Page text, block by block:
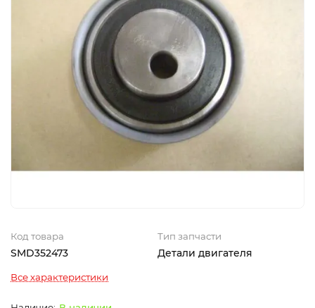
Код товара
SMD352473
Тип запчасти
Детали двигателя
Все характеристики